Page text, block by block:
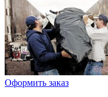
Оформить заказ